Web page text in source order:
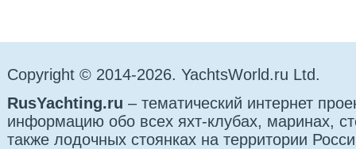
Copyright © 2014-2026. YachtsWorld.ru Ltd.
RusYachting.ru – тематический интернет
информацию обо всех яхт-клубах, маринах,
также лодочных стоянках на территории